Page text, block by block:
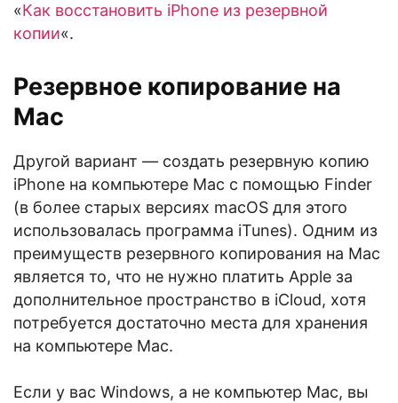
«Как восстановить iPhone из резервной
копии«.
Резервное копирование на
Mac
Другой вариант — создать резервную копию
iPhone на компьютере Mac с помощью Finder
(в более старых версиях macOS для этого
использовалась программа iTunes). Одним из
преимуществ резервного копирования на Mac
является то, что не нужно платить Apple за
дополнительное пространство в iCloud, хотя
потребуется достаточно места для хранения
на компьютере Mac.
Если у вас Windows, а не компьютер Mac, вы